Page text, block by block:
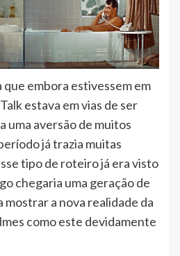
que embora estivessem em
estava em vias de ser
uma aversão de muitos
já trazia muitas
tipo de roteiro já era visto
chegaria uma geração de
mostrar a nova realidade da
como este devidamente